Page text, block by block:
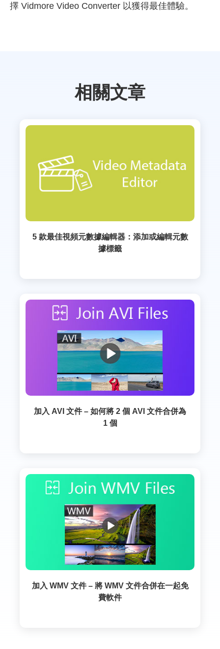
擇 Vidmore Video Converter 以獲得最佳體驗。
相關文章
5 款最佳視頻元數據編輯器：添加或編輯元數
據標籤
加入 AVI 文件 – 如何將 2 個 AVI 文件合併為
1 個
加入 WMV 文件 – 將 WMV 文件合併在一起免
費軟件